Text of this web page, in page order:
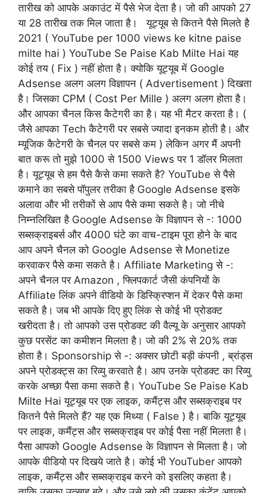
तारीख को आपके अकाउंट में पैसे भेज देता है। जो की आपको 27
या 28 तारीख तक मिल जाता है। यूट्यूब से कितने पैसे मिलते है
2021 ( YouTube per 1000 views ke kitne paise
milte hai ) YouTube Se Paise Kab Milte Hai यह
कोई तय ( Fix ) नहीं होता है। क्योकि यूट्यूब में Google
Adsense अलग अलग विज्ञापन ( Advertisement ) दिखता
है। जिसका CPM ( Cost Per Mille ) अलग अलग होता है।
और आपका चैनल किस कैटेगरी का है। यह भी मैटर करता है। (
जैसे आपका Tech कैटेगरी पर सबसे ज्यादा इनकम होती है। और
म्यूजिक कैटेगरी के चैनल पर सबसे कम ) लेकिन अगर मैं अपनी
बात करू तो मुझे 1000 से 1500 Views पर 1 डॉलर मिलता
है। यूट्यूब से हम पैसे कैसे कमा सकते है? YouTube से पैसे
कमाने का सबसे पॉपुलर तरीका है Google Adsense इसके
अलावा और भी तरीकों से आप पैसे कमा सकते है। जो नीचे
निम्नलिखित है Google Adsense के विज्ञापन से -: 1000
सब्सक्राइबर्स और 4000 घंटे का वाच-टाइम पूरा होने के बाद
आप अपने चैनल को Google Adsense से Monetize
करवाकर पैसे कमा सकते है। Affiliate Marketing से -:
अपने चैनल पर Amazon , फ्लिपकार्ट जैसी कंपनियों के
Affiliate लिंक अपने वीडियो के डिस्क्रिप्शन में देकर पैसे कमा
सकते है। जब भी आपके दिए हुए लिंक से कोई भी प्रोडक्ट
खरीदता है। तो आपको उस प्रोडक्ट की वैल्यू के अनुसार आपको
कुछ परसेंट का कमीशन मिलता है। जो की 2% से 20% तक
होता है। Sponsorship से -: अक्सर छोटी बड़ी कंपनी , ब्रांड्स
अपने प्रोडक्ट्स का रिव्यु करवाते है। आप उनके प्रोडक्ट का रिव्यु
करके अच्छा पैसा कमा सकते है। YouTube Se Paise Kab
Milte Hai यूट्यूब पर एक लाइक, कमैंट्स और सब्सक्राइब पर
कितने पैसे मिलते हैं? यह एक मिथ्या ( False ) है। बाकि यूट्यूब
पर लाइक, कमैंट्स और सब्सक्राइब पर कोई पैसा नहीं मिलता है।
पैसा आपको Google Adsense के विज्ञापन से मिलता है। जो
आपके वीडियो पर दिखये जाते है। कोई भी YouTuber आपको
लाइक, कमैंट्स और सब्सक्राइब करने को इसलिए कहता है।